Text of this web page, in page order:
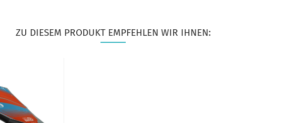
ZU DIESEM PRODUKT EMPFEHLEN WIR IHNEN: